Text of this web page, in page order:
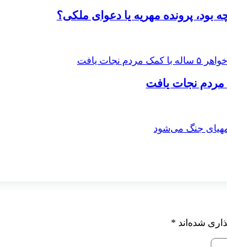
پرونده مهریه‌ یا دعوای ملکی؟
شده‌اند *